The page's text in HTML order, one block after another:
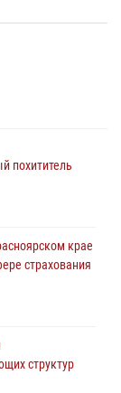
похититель
крае
страхования
структур